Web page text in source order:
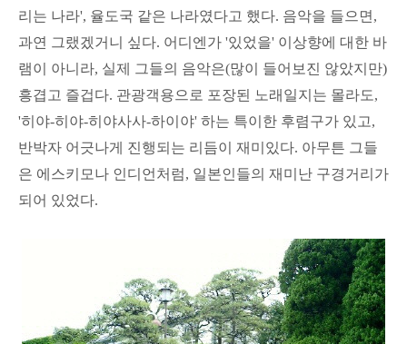
리는 나라', 율도국 같은 나라였다고 했다. 음악을 들으면,
과연 그랬겠거니 싶다. 어디엔가 '있었을' 이상향에 대한 바
램이 아니라, 실제 그들의 음악은(많이 들어보진 않았지만)
흥겹고 즐겁다. 관광객용으로 포장된 노래일지는 몰라도,
'히야-히야-히야사사-하이야' 하는 특이한 후렴구가 있고,
반박자 어긋나게 진행되는 리듬이 재미있다. 아무튼 그들
은 에스키모나 인디언처럼, 일본인들의 재미난 구경거리가
되어 있었다.